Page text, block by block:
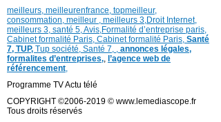
meilleurs, meilleurenfrance, topmeilleur,
consommation, meilleur , meilleurs 3,Droit Internet,
meilleurs 3, santé 5,Avis,Formalité d’entreprise paris,
Cabinet formalité Paris, Cabinet formalité Paris, Santé
7, TUP, Tup société, Santé 7, , annonces légales,
formalites d’entreprises,, l’agence web de
référencement,
Programme TV Actu télé
COPYRIGHT ©2006-2019 © www.lemediascope.fr
Tous droits réservés